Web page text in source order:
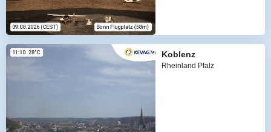
Koblenz
Rheinland Pfalz